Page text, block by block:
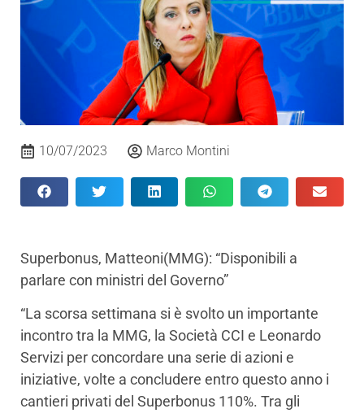
10/07/2023 Marco Montini
Superbonus, Matteoni(MMG): “Disponibili a
parlare con ministri del Governo”
“La scorsa settimana si è svolto un importante
incontro tra la MMG, la Società CCI e Leonardo
Servizi per concordare una serie di azioni e
iniziative, volte a concludere entro questo anno i
cantieri privati del Superbonus 110%. Tra gli